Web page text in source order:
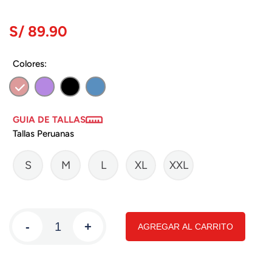
S/ 89.90
Colores:
GUIA DE TALLAS
Tallas Peruanas
S M L XL XXL
- + AGREGAR AL CARRITO